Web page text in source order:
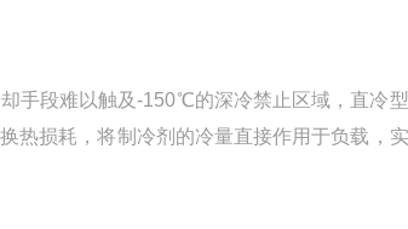
手段难以触及-150℃的深冷禁止区域，直冷
热损耗，将制冷剂的冷量直接作用于负载，